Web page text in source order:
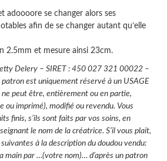
adoooore se changer alors ses
afin de se changer autant qu’elle
2.5mm et mesure ainsi 23cm.
Delery – SIRET : 450 027 321 00022 –
est uniquement réservé à un USAGE
ne peut être, entièrement ou en partie,
ou imprimé), modifié ou revendu. Vous
finis, s’ils sont faits par vos soins, en
le nom de la créatrice. S’il vous plait,
à la description du doudou vendu:
main par …(votre nom)… d’après un patron